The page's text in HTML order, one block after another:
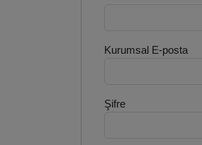
Kurumsal E-posta
Şifre